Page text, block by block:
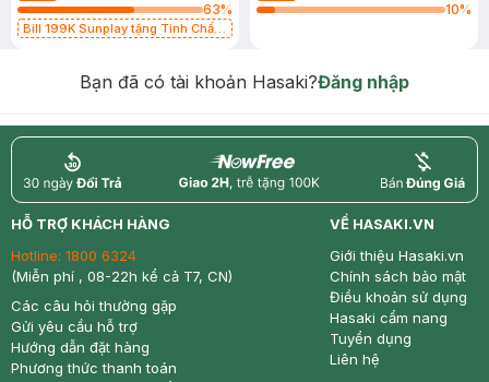
63%
Bill 199K Sunplay tặng Tinh Chất
10%
Bạn đã có tài khoản Hasaki?Đăng nhập
return nowfree price
HỖ TRỢ KHÁCH HÀNG
Hotline: 1800 6324
(Miễn phí , 08-22h kể cả T7, CN)
Các câu hỏi thường gặp
Gửi yêu cầu hỗ trợ
Hướng dẫn đặt hàng
Phương thức thanh toán
VỀ HASAKI.VN
Giới thiệu Hasaki.vn
Chính sách bảo mật
Điều khoản sử dụng
Hasaki cẩm nang
Tuyển dụng
Liên hệ